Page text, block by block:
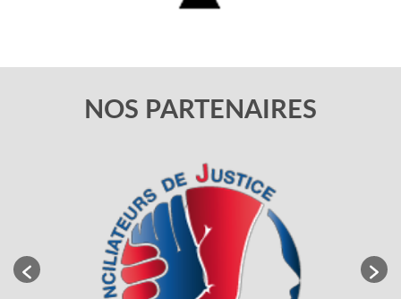
NOS PARTENAIRES